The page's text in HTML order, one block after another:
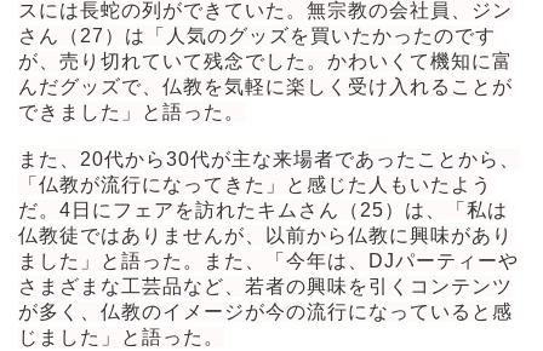
スには長蛇の列ができていた。無宗教の会社員、ジン
さん（27）は「人気のグッズを買いたかったのです
が、売り切れていて残念でした。かわいくて機知に富
んだグッズで、仏教を気軽に楽しく受け入れることが
できました」と語った。
また、20代から30代が主な来場者であったことから、
「仏教が流行になってきた」と感じた人もいたよう
だ。4日にフェアを訪れたキムさん（25）は、「私は
仏教徒ではありませんが、以前から仏教に興味があり
ました」と語った。また、「今年は、DJパーティーや
さまざまな工芸品など、若者の興味を引くコンテンツ
が多く、仏教のイメージが今の流行になっていると感
じました」と語った。